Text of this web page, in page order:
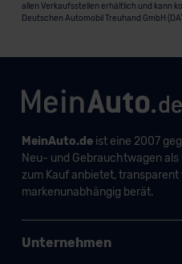
allen Verkaufsstellen erhältlich und kann
Deutschen Automobil Treuhand GmbH
MeinAuto.deist eine 2007
Neu- und Gebrauchtwagen
zum Kauf anbietet,
markenunabhängig berät.
Unternehmen